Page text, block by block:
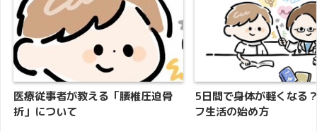
医療従事者が教える「腰椎圧迫骨
折」について
5日間で身体が軽くなる
フ生活の始め方